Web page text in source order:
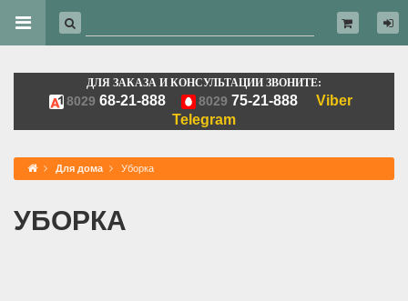
ДЛЯ ЗАКАЗА И КОНСУЛЬТАЦИИ ЗВОНИТЕ:
8029 68-21-888 8029 75-21-888
Viber
Telegram
Для дома Уборка
УБОРКА